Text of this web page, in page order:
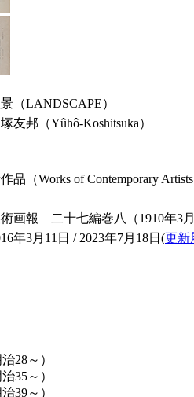
（LANDSCAPE）
友邦（Yûhô-Koshitsuka）
品（Works of Contemporary Artists
画報 二十七編巻八（1910年3月
年3月11日 / 2023年7月18日(更新
28～）
35～）
39～）